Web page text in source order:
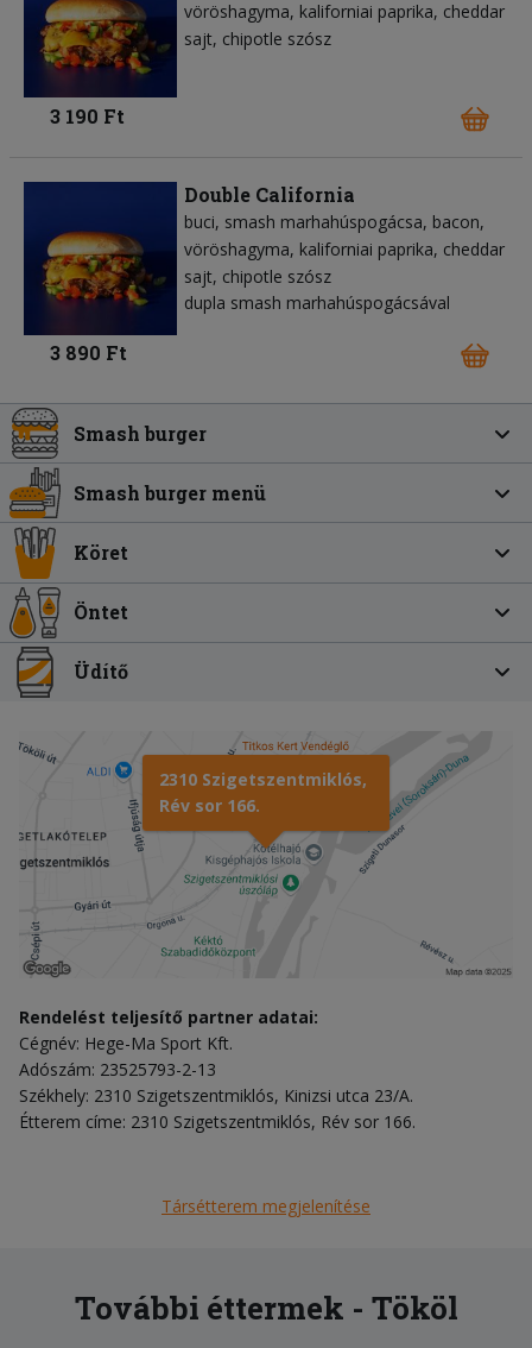
vöröshagyma kaliforniai paprika cheddar
sajt chipotle szósz
3 190 Ft
Double California
buci smash marhahúspogácsa bacon
vöröshagyma kaliforniai paprika cheddar
sajt chipotle szósz
dupla smash marhahúspogácsával
3 890 Ft
Smash burger
Smash burger menü
Köret
Öntet
Üdítő
2310 Szigetszentmiklós,
Rév sor 166.
Rendelést teljesítő partner adatai:
Cégnév: Hege-Ma Sport Kft.
Adószám: 23525793-2-13
Székhely: 2310 Szigetszentmiklós, Kinizsi utca 23/A.
Étterem címe: 2310 Szigetszentmiklós, Rév sor 166.
Társétterem megjelenítése
További éttermek - Tököl